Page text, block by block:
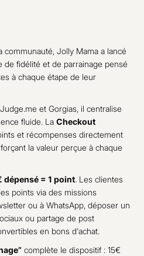
Jolly Mama a lancé
de fidélité et de parrainage pensé
à chaque étape de leur
et Gorgias, il centralise
fluide. LaCheckout
et récompenses directement
la valeur perçue à chaque
dépensé = 1 point. Les clientes
points via des missions
ou à WhatsApp, déposer un
ou partage de post
en bons d'achat.
complète le dispositif : 15€